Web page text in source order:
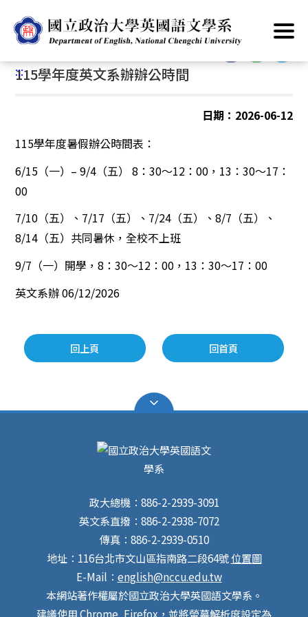
到
主
要
內
首頁 公告資訊 最新消息 / 其他
:::
115學年度英文系辦辦公時間
日期：2026-06-12
115學年度暑假辦公時間表：
6/15 （一）– 9/4（五） 8：30～12：00，13：30～17：
00
7/10 （五）、7/17（五）、7/24（五）、8/7（五）、
8/14（五）共同暑休，全校不上班
9/7 （一）開學，8：30～12：00，13：30～17：00
英文系辦 06/12/2026
回上頁 回首頁
政大總機：886-2-2939-3091
英文系直撥：886-2-2938-7072
傳真：886-2-2939-0510
地址：116台北市文山區指南路二段64號位置圖
E-Mail： english@nccu.edu.tw
本網站著作權屬於國立政治大學英國語文學系。
建議使用 Chrome, Firefox，並將螢幕解析度設定為